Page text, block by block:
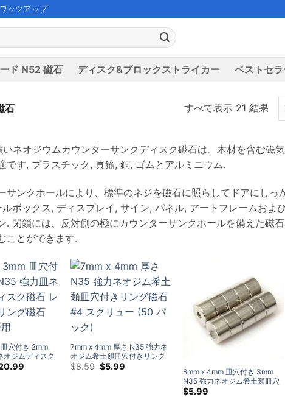
ワッツアップ
ド N52 磁石 ディスク&ブロックストライカー ベストセ
石 すべて表示 21 結果
ネオジウムカウンターサンクディスク磁石は、木材を含む磁
です, プラスチック, 真鍮, 銅, ゴムとアルミニウム.
サンクホールにより、標準のネジを磁石に照らしてドアにし
ルボックス, ディスプレイ, サイン, パネル, アートフレームおよ
. 閉鎖には、反対側の極にカウンターサンクホールを備えた磁
ことができます.
穴付き 2mm
オジムディスク
リング磁石
価
7mm x 4mm 厚さ N35 強力ネ
オジム希土類皿穴付きリング
磁石 #4 スクリュー (50 パッ
$8.59 元
の
$5.99
8mm x 4mm 皿穴付き 3mm
N35 強力ネオジム希土類皿穴
リング磁石 (10 パック)
$5.99